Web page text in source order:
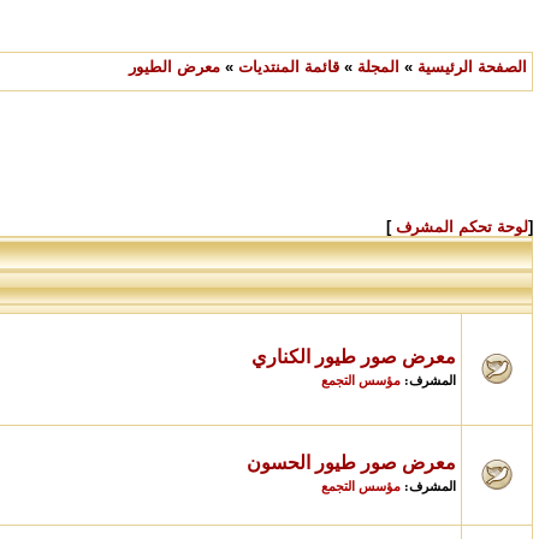
الصفحة الرئيسية » المجلة » قائمة المنتديات » معرض الطيور
[لوحة تحكم المشرف ]
معرض صور طيور الكناري
المشرف: مؤسس التجمع
معرض صور طيور الحسون
المشرف: مؤسس التجمع